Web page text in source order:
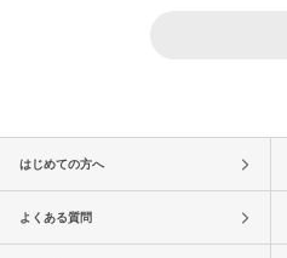
はじめての方へ
よくある質問